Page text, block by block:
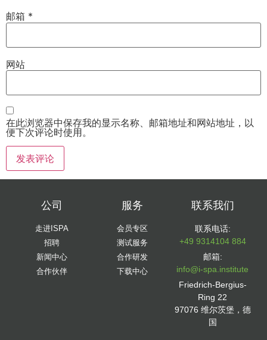
邮箱 *
网站
在此浏览器中保存我的显示名称、邮箱地址和网站地址，以
便下次评论时使用。
公司
走进ISPA
招聘
新闻中心
合作伙伴
服务
会员专区
测试服务
合作研发
下载中心
联系我们
联系电话:
+49 9314104 884
邮箱:
info@i-spa.institute
Friedrich-Bergius-
Ring 22
97076 维尔茨堡，德
国